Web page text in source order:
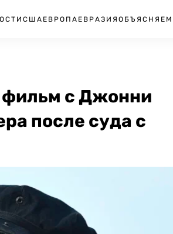
США ЕВРОПА ЕВРАЗИЯ ОБЪЯСНЯЕМ
фильм с Джонни
после суда с